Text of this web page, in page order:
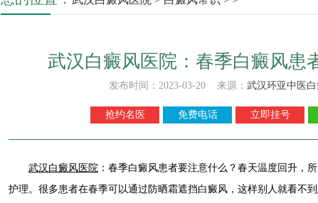
武汉白癜风医院：春季白癜风患
发布时间：2023-03-20 来源： 武汉环亚中医
抢约名医 免费电话 立即挂号
武汉白癜风医院 ：春季白癜风患者要注意什么？春天温度回升，
护理。很多患者在春季可以通过防晒霜遮挡白癜风，这样别人就看不